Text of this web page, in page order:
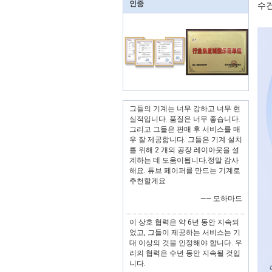
인증
그들의 기계는 너무 강하고 너무 현
실적입니다. 품질은 너무 좋습니다.
그리고 그들은 판매 후 서비스를 매
우 잘 제공합니다. 그들은 기계 설치
를 위해 2 개의 공장 레이아웃을 설
계하는 데 도움이됩니다.정말 감사
해요. 튜브 페이퍼를 만드는 기계로
추천할게요
—— 모하마드
이 상호 협력은 약 6년 동안 지속되
었고, 그들이 제공하는 서비스는 기
대 이상의 것을 인정해야 합니다. 우
리의 협력은 수년 동안 지속될 것입
니다.
수